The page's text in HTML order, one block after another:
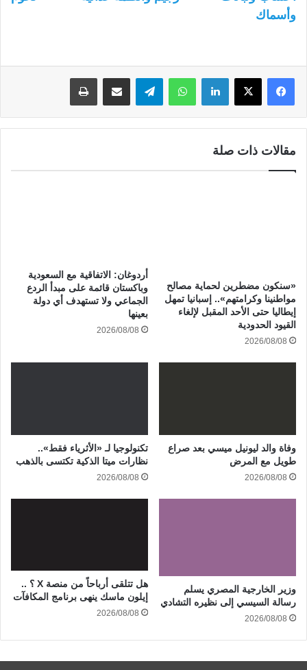
وأسماك
لينكدإن واتساب
مقالات ذات صلة
«سنكون مضطرين لحماية مصالح
مواطنينا وكرامتهم».. إسبانيا تمهل
إيطاليا حتى الأحد المقبل لإلغاء
القيود الحدودية
2026/08/08
أردوغان: الاتفاقية مع السعودية
وباكستان قائمة على مبدأ الردع
الجماعي ولا تستهدف أي دولة
بعينها
2026/08/08
وفاة والد ليونيل ميسي بعد صراع
طويل مع المرض
2026/08/08
تكنولوجيا لـ «الأثرياء فقط»..
نظارات ميتا الذكية تكتسى بالذهب
2026/08/08
وزير الخارجية المصري يسلم
رسالة السيسي إلى نظيره التشادي
2026/08/08
هل تتلقى أرباحاً من منصة X ؟ ..
إيلون ماسك ينهى برنامج المكافآت
2026/08/08